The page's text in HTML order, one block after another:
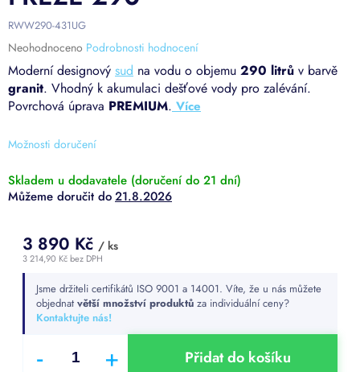
Možnosti doručení
Moderní designový sud na vodu o objemu 290 litrů v barvě
granit. Vhodný k akumulaci dešťové vody pro zalévání.
Povrchová úprava PREMIUM.
RWW290-431UG
Průměrné
hodnocení
produktu
je
0,0
5
hvězdiček.
Neohodnoceno Podrobnosti hodnocení
Skladem u dodavatele (doručení do 21 dní)
21.8.2026
3 890 Kč / ks
3 214,90 Kč bez DPH
cena:Jsme držiteli certifikátů ISO 9001 a 14001. Víte, že u nás můžete
objednat větší množství produktů za individuální ceny?
Kontaktujte nás!
Přidat do košíku